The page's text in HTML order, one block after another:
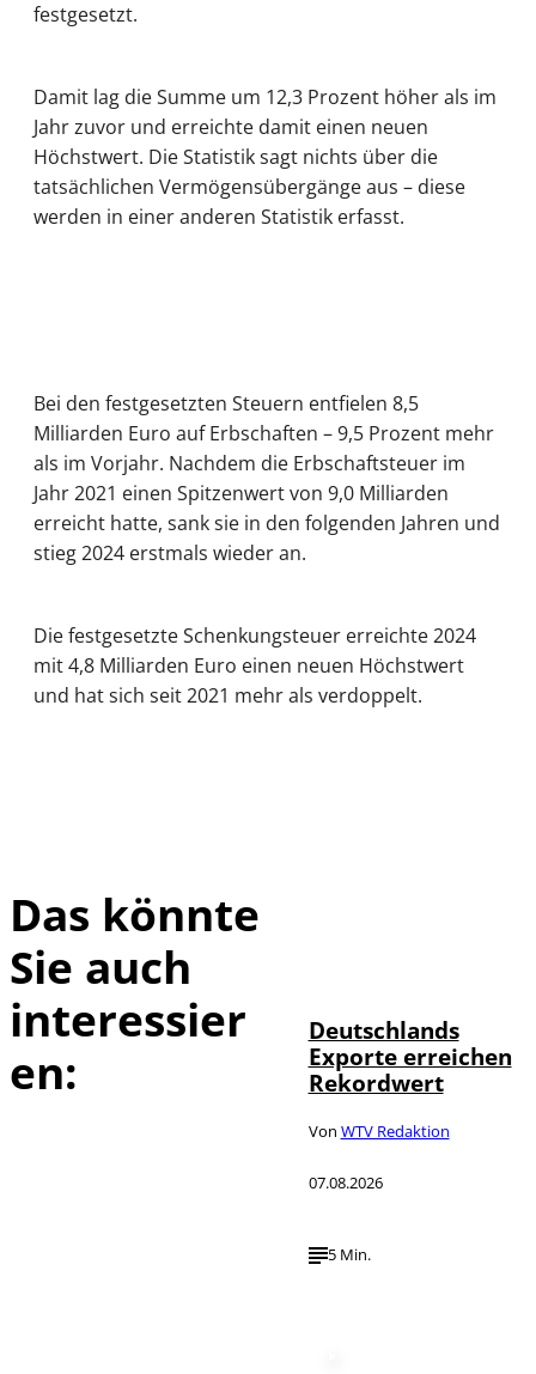
festgesetzt.
Damit lag die Summe um 12,3 Prozent höher als im
Jahr zuvor und erreichte damit einen neuen
Höchstwert. Die Statistik sagt nichts über die
tatsächlichen Vermögensübergänge aus – diese
werden in einer anderen Statistik erfasst.
Bei den festgesetzten Steuern entfielen 8,5
Milliarden Euro auf Erbschaften – 9,5 Prozent mehr
als im Vorjahr. Nachdem die Erbschaftsteuer im
Jahr 2021 einen Spitzenwert von 9,0 Milliarden
erreicht hatte, sank sie in den folgenden Jahren und
stieg 2024 erstmals wieder an.
Die festgesetzte Schenkungsteuer erreichte 2024
mit 4,8 Milliarden Euro einen neuen Höchstwert
und hat sich seit 2021 mehr als verdoppelt.
Das könnte
Sie auch
interessier
en:
Deutschlands
Exporte erreichen
Rekordwert
Von WTV Redaktion
07.08.2026
5 Min.